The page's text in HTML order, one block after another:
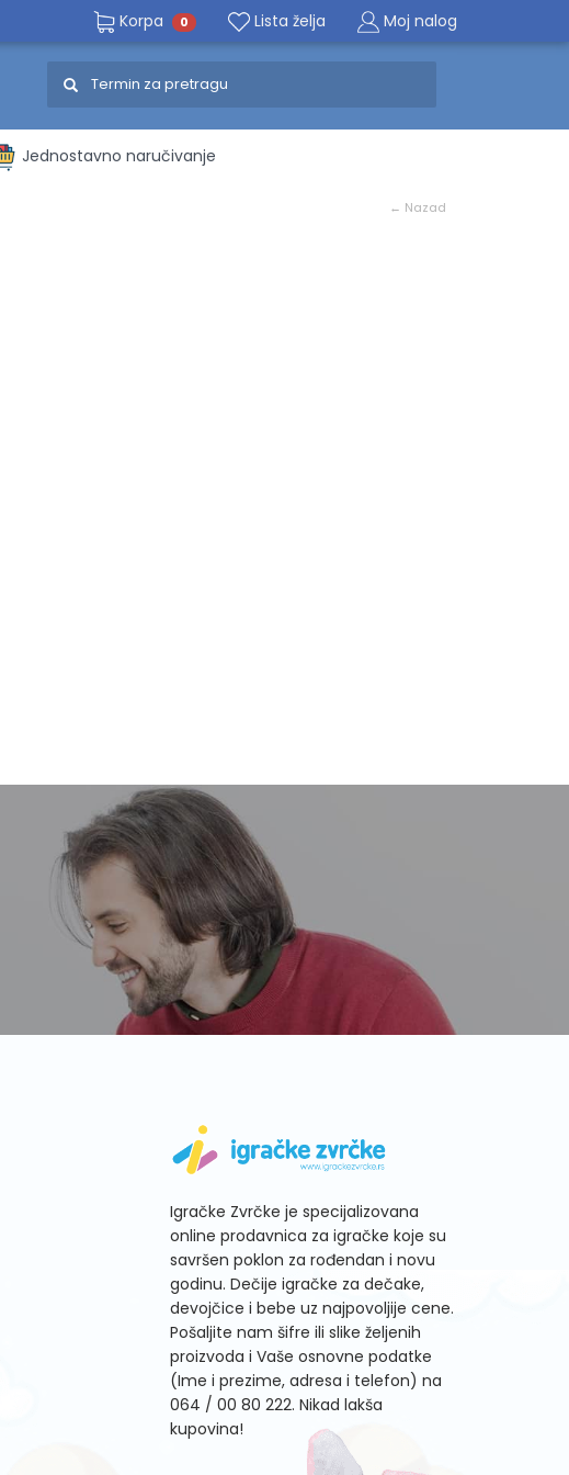
Korpa 0 Lista želja Moj nalog
Jednostavno naručivanje
← Nazad
Igračke Zvrčke je specijalizovana
online prodavnica za igračke koje su
savršen poklon za rođendan i novu
godinu. Dečije igračke za dečake,
devojčice i bebe uz najpovoljije cene.
Pošaljite nam šifre ili slike željenih
proizvoda i Vaše osnovne podatke
(Ime i prezime, adresa i telefon) na
064 / 00 80 222. Nikad lakša
kupovina!